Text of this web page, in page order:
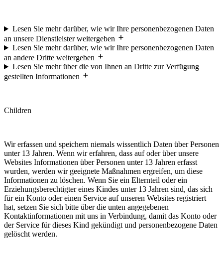
Lesen Sie mehr darüber, wie wir Ihre personenbezogenen Daten
an unsere Dienstleister weitergeben
Lesen Sie mehr darüber, wie wir Ihre personenbezogenen Daten
an andere Dritte weitergeben
Lesen Sie mehr über die von Ihnen an Dritte zur Verfügung
gestellten Informationen
Children
Wir erfassen und speichern niemals wissentlich Daten über Personen
unter 13 Jahren. Wenn wir erfahren, dass auf oder über unsere
Websites Informationen über Personen unter 13 Jahren erfasst
wurden, werden wir geeignete Maßnahmen ergreifen, um diese
Informationen zu löschen. Wenn Sie ein Elternteil oder ein
Erziehungsberechtigter eines Kindes unter 13 Jahren sind, das sich
für ein Konto oder einen Service auf unseren Websites registriert
hat, setzen Sie sich bitte über die unten angegebenen
Kontaktinformationen mit uns in Verbindung, damit das Konto oder
der Service für dieses Kind gekündigt und personenbezogene Daten
gelöscht werden.